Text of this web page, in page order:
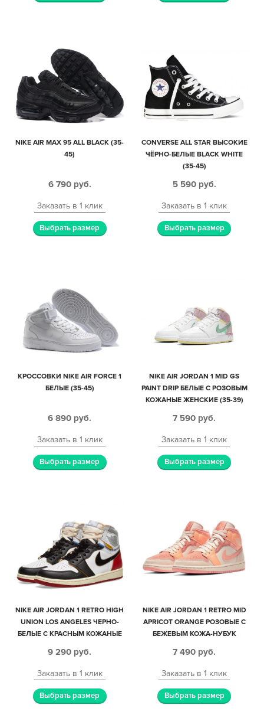
NIKE AIR MAX 95 ALL BLACK (35-
45)
6 790 руб.
Заказать в 1 клик
Выбрать размер
CONVERSE ALL STAR ВЫСОКИЕ
ЧЁРНО-БЕЛЫЕ BLACK WHITE
(35-45)
5 590 руб.
Заказать в 1 клик
Выбрать размер
КРОССОВКИ NIKE AIR FORCE 1
БЕЛЫЕ (35-45)
6 890 руб.
Заказать в 1 клик
Выбрать размер
NIKE AIR JORDAN 1 MID GS
PAINT DRIP БЕЛЫЕ С РОЗОВЫМ
КОЖАНЫЕ ЖЕНСКИЕ (35-39)
7 590 руб.
Заказать в 1 клик
Выбрать размер
NIKE AIR JORDAN 1 RETRO HIGH
UNION LOS ANGELES ЧЕРНО-
БЕЛЫЕ С КРАСНЫМ КОЖАНЫЕ
9 290 руб.
Заказать в 1 клик
Выбрать размер
NIKE AIR JORDAN 1 RETRO MID
APRICOT ORANGE РОЗОВЫЕ С
БЕЖЕВЫМ КОЖА-НУБУК
7 490 руб.
Заказать в 1 клик
Выбрать размер